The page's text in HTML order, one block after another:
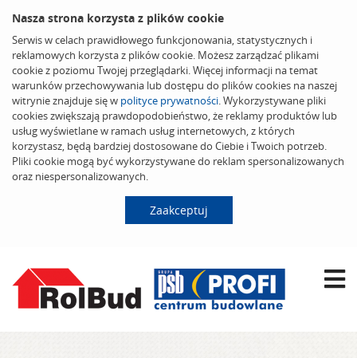
Nasza strona korzysta z plików cookie
Serwis w celach prawidłowego funkcjonowania, statystycznych i
reklamowych korzysta z plików cookie. Możesz zarządzać plikami
cookie z poziomu Twojej przeglądarki. Więcej informacji na temat
warunków przechowywania lub dostępu do plików cookies na naszej
witrynie znajduje się w polityce prywatności. Wykorzystywane pliki
cookies zwiększają prawdopodobieństwo, że reklamy produktów lub
usług wyświetlane w ramach usług internetowych, z których
korzystasz, będą bardziej dostosowane do Ciebie i Twoich potrzeb.
Pliki cookie mogą być wykorzystywane do reklam spersonalizowanych
oraz niespersonalizowanych.
Zaakceptuj